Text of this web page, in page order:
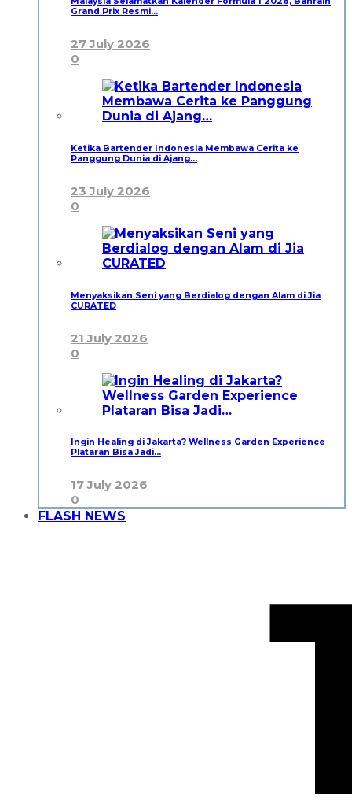
Grand Prix Resmi…
27 July 2026
0
Ketika Bartender Indonesia Membawa Cerita ke
Panggung Dunia di Ajang…
23 July 2026
0
Menyaksikan Seni yang Berdialog dengan Alam di Jia
CURATED
21 July 2026
0
Ingin Healing di Jakarta? Wellness Garden Experience
Plataran Bisa Jadi…
17 July 2026
0
FLASH NEWS